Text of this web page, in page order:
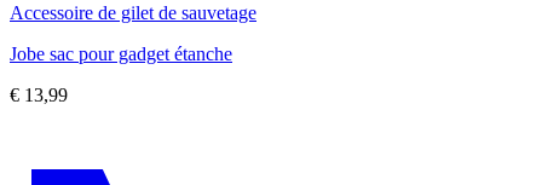
Accessoire de gilet de sauvetage
Jobe sac pour gadget étanche
€ 13,99